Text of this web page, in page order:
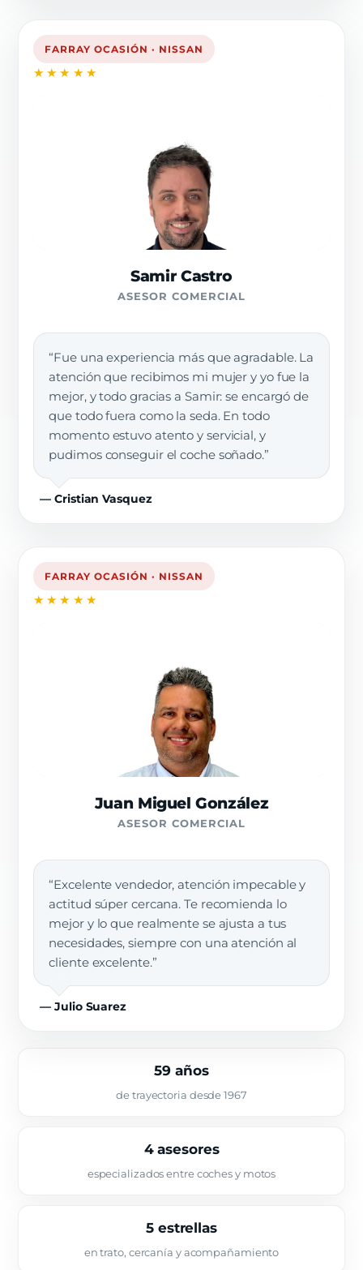
FARRAY OCASIÓN · NISSAN
★★★★★
Samir Castro
ASESOR COMERCIAL
“Fue una experiencia más que agradable. La
atención que recibimos mi mujer y yo fue la
mejor, y todo gracias a Samir: se encargó de
que todo fuera como la seda. En todo
momento estuvo atento y servicial, y
pudimos conseguir el coche soñado.”
— Cristian Vasquez
FARRAY OCASIÓN · NISSAN
★★★★★
Juan Miguel González
ASESOR COMERCIAL
“Excelente vendedor, atención impecable y
actitud súper cercana. Te recomienda lo
mejor y lo que realmente se ajusta a tus
necesidades, siempre con una atención al
cliente excelente.”
— Julio Suarez
59 años
de trayectoria desde 1967
4 asesores
especializados entre coches y motos
5 estrellas
en trato, cercanía y acompañamiento